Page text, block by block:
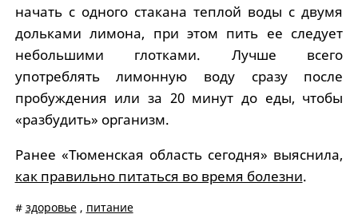
начать с одного стакана теплой воды с двумя
дольками лимона, при этом пить ее следует
небольшими глотками. Лучше всего
употреблять лимонную воду сразу после
пробуждения или за 20 минут до еды, чтобы
«разбудить» организм.
Ранее «Тюменская область сегодня» выяснила,
как правильно питаться во время болезни.
# здоровье, питание